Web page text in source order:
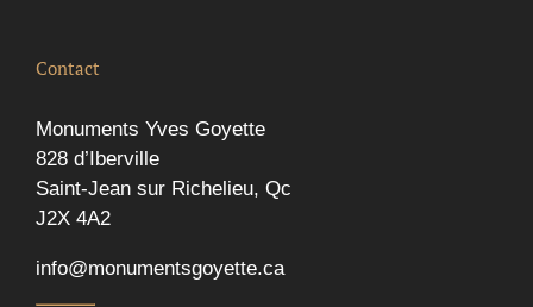
Contact
Monuments Yves Goyette
828 d’Iberville
Saint-Jean sur Richelieu, Qc
J2X 4A2
info@monumentsgoyette.ca